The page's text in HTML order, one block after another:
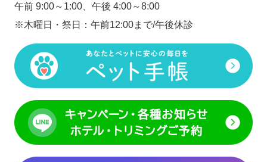
午前 9:00～1:00、午後 4:00～8:00
※木曜日・祭日：午前12:00まで/午後休診